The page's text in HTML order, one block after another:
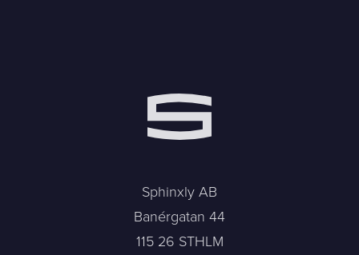
Sphinxly AB
Banérgatan 44
115 26 STHLM